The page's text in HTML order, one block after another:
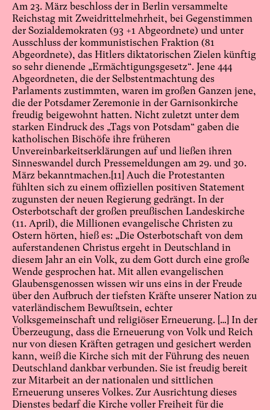
Am 23. März beschloss der in Berlin versammelte
Reichstag mit Zweidrittelmehrheit, bei Gegenstimmen
der Sozialdemokraten (93 +1 Abgeordnete) und unter
Ausschluss der kommunistischen Fraktion (81
Abgeordnete), das Hitlers diktatorischen Zielen künftig
so sehr dienende „Ermächtigungsgesetz“. Jene 444
Abgeordneten, die der Selbstentmachtung des
Parlaments zustimmten, waren im großen Ganzen jene,
die der Potsdamer Zeremonie in der Garnisonkirche
freudig beigewohnt hatten. Nicht zuletzt unter dem
starken Eindruck des „Tags von Potsdam“ gaben die
katholischen Bischöfe ihre früheren
Unvereinbarkeitserklärungen auf und ließen ihren
Sinneswandel durch Pressemeldungen am 29. und 30.
März bekanntmachen. [11] Auch die Protestanten
fühlten sich zu einem offiziellen positiven Statement
zugunsten der neuen Regierung gedrängt. In der
Osterbotschaft der großen preußischen Landeskirche
(11. April), die Millionen evangelische Christen zu
Ostern hörten, hieß es: „Die Osterbotschaft von dem
auferstandenen Christus ergeht in Deutschland in
diesem Jahr an ein Volk, zu dem Gott durch eine große
Wende gesprochen hat. Mit allen evangelischen
Glaubensgenossen wissen wir uns eins in der Freude
über den Aufbruch der tiefsten Kräfte unserer Nation zu
vaterländischem Bewußtsein, echter
Volksgemeinschaft und religiöser Erneuerung. […] In der
Überzeugung, dass die Erneuerung von Volk und Reich
nur von diesen Kräften getragen und gesichert werden
kann, weiß die Kirche sich mit der Führung des neuen
Deutschland dankbar verbunden. Sie ist freudig bereit
zur Mitarbeit an der nationalen und sittlichen
Erneuerung unseres Volkes. Zur Ausrichtung dieses
Dienstes bedarf die Kirche voller Freiheit für die